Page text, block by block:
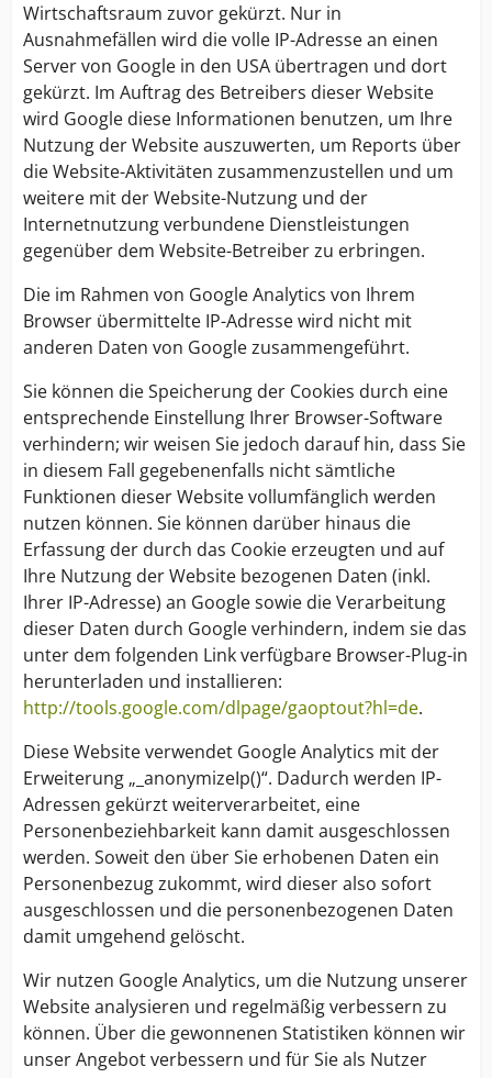
Wirtschaftsraum zuvor gekürzt. Nur in
Ausnahmefällen wird die volle IP-Adresse an einen
Server von Google in den USA übertragen und dort
gekürzt. Im Auftrag des Betreibers dieser Website
wird Google diese Informationen benutzen, um Ihre
Nutzung der Website auszuwerten, um Reports über
die Website-Aktivitäten zusammenzustellen und um
weitere mit der Website-Nutzung und der
Internetnutzung verbundene Dienstleistungen
gegenüber dem Website-Betreiber zu erbringen.
Die im Rahmen von Google Analytics von Ihrem
Browser übermittelte IP-Adresse wird nicht mit
anderen Daten von Google zusammengeführt.
Sie können die Speicherung der Cookies durch eine
entsprechende Einstellung Ihrer Browser-Software
verhindern; wir weisen Sie jedoch darauf hin, dass Sie
in diesem Fall gegebenenfalls nicht sämtliche
Funktionen dieser Website vollumfänglich werden
nutzen können. Sie können darüber hinaus die
Erfassung der durch das Cookie erzeugten und auf
Ihre Nutzung der Website bezogenen Daten (inkl.
Ihrer IP-Adresse) an Google sowie die Verarbeitung
dieser Daten durch Google verhindern, indem sie das
unter dem folgenden Link verfügbare Browser-Plug-in
herunterladen und installieren:
http://tools.google.com/dlpage/gaoptout?hl=de.
Diese Website verwendet Google Analytics mit der
Erweiterung „_anonymizeIp()“. Dadurch werden IP-
Adressen gekürzt weiterverarbeitet, eine
Personenbeziehbarkeit kann damit ausgeschlossen
werden. Soweit den über Sie erhobenen Daten ein
Personenbezug zukommt, wird dieser also sofort
ausgeschlossen und die personenbezogenen Daten
damit umgehend gelöscht.
Wir nutzen Google Analytics, um die Nutzung unserer
Website analysieren und regelmäßig verbessern zu
können. Über die gewonnenen Statistiken können wir
unser Angebot verbessern und für Sie als Nutzer